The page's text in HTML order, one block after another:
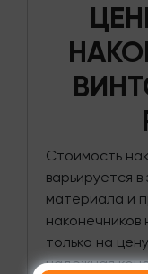
Стоимость
варьируется
материала и
наконечников
только на
надежная